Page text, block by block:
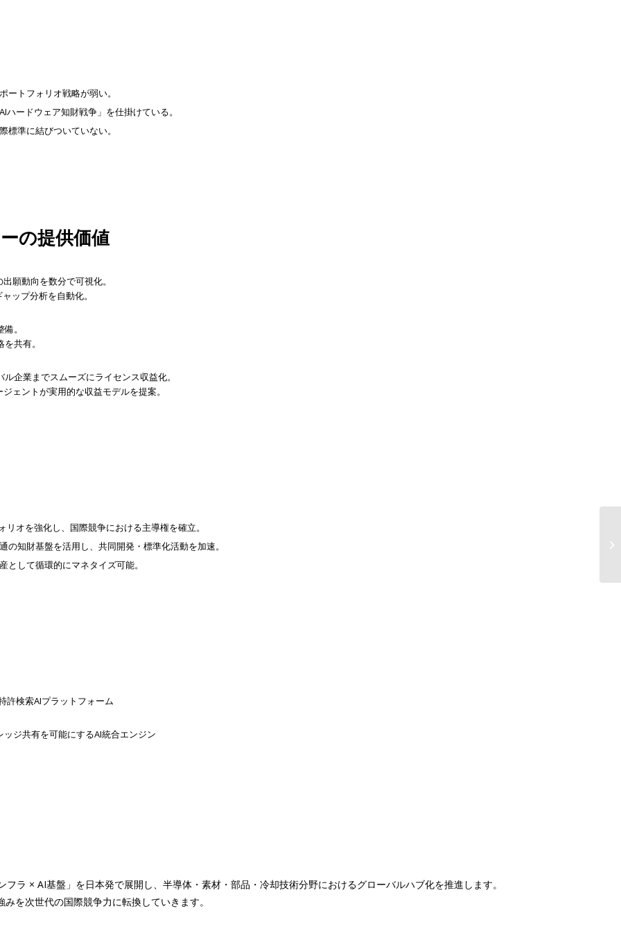
トフォリオ戦略が弱い。
ードウェア知財戦争」を仕掛けている。
準に結びついていない。
の提供価値
願動向を数分で可視化。
ップ分析を自動化。
。
共有。
企業までスムーズにライセンス収益化。
ェントが実用的な収益モデルを提案。
オを強化し、国際競争における主導権を確立。
知財基盤を活用し、共同開発・標準化活動を加速。
して循環的にマネタイズ可能。
許検索AIプラットフォーム
ジ共有を可能にするAI統合エンジン
ラ × AI基盤」を日本発で展開し、半導体・素材・部品・冷却技術分野におけるグローバルハブ化を推進します。
を次世代の国際競争力に転換していきます。